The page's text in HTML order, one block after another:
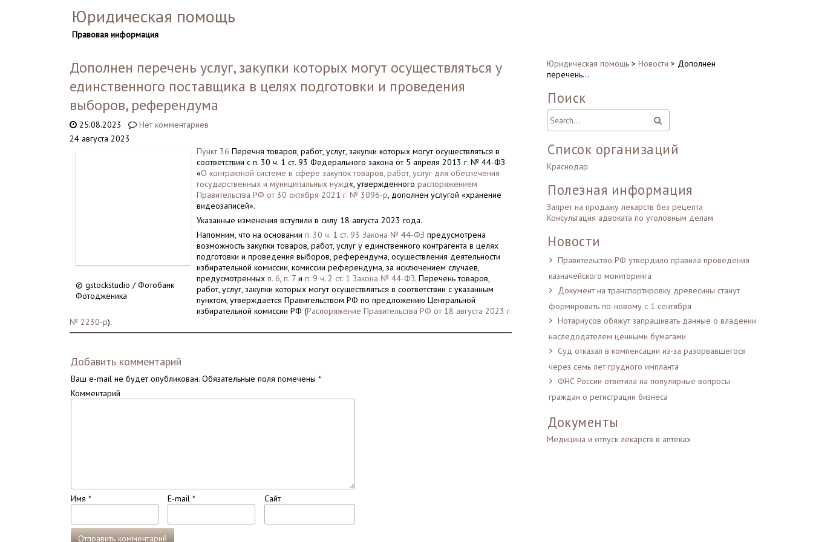
Юридическая помощь
Правовая информация
Дополнен перечень услуг, закупки которых могут осуществляться у
единственного поставщика в целях подготовки и проведения
выборов, референдума
25.08.2023
Нет комментариев
24 августа 2023
© gstockstudio / Фотобанк
Фотодженика
Пункт 36 Перечня товаров, работ, услуг, закупки которых могут осуществляться в
соответствии с п. 30 ч. 1 ст. 93 Федерального закона от 5 апреля 2013 г. № 44-ФЗ
«О контрактной системе в сфере закупок товаров, работ, услуг для обеспечения
государственных и муниципальных нужд«, утвержденногораспоряжением
Правительства РФ от 30 октября 2021 г. № 3096-р, дополнен услугой «хранение
видеозаписей».
Указанные изменения вступили в силу 18 августа 2023 года.
Напомним, что на основаниип. 30 ч. 1 ст. 93 Закона № 44-ФЗ предусмотрена
возможность закупки товаров, работ, услуг у единственного контрагента в целях
подготовки и проведения выборов, референдума, осуществления деятельности
избирательной комиссии, комиссии референдума, за исключением случаев,
предусмотренныхп. 6,п. 7 ип. 9 ч. 2 ст. 1 Закона № 44-ФЗ. Перечень товаров,
работ, услуг, закупки которых могут осуществляться в соответствии с указанным
пунктом, утверждается Правительством РФ по предложению Центральной
избирательной комиссии РФ (Распоряжение Правительства РФ от 18 августа 2023 г.
№ 2230-р).
Добавить комментарий
Ваш e-mail не будет опубликован. Обязательные поля помечены*
Комментарий
Имя* E-mail* Сайт
Юридическая помощь > Новости > Дополнен
перечень…
Поиск
Список организаций
Краснодар
Полезная информация
Запрет на продажу лекарств без рецепта
Консультация адвоката по уголовным делам
Новости
Правительство РФ утвердило правила проведения
казначейского мониторинга
Документ на транспортировку древесины станут
формировать по-новому с 1 сентября
Нотариусов обяжут запрашивать данные о владении
наследодателем ценными бумагами
Суд отказал в компенсации из-за разорвавшегося
через семь лет грудного импланта
ФНС России ответила на популярные вопросы
граждан о регистрации бизнеса
Документы
Медицина и отпуск лекарств в аптеках